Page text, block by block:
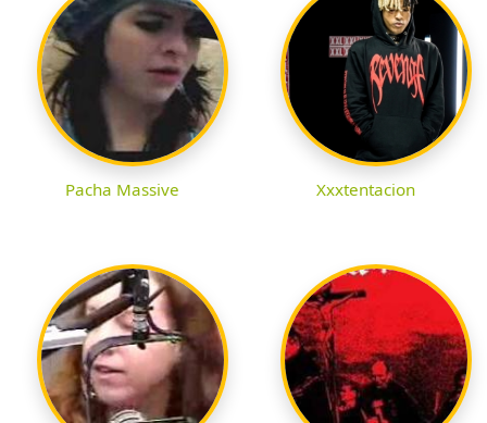
Pacha Massive Xxxtentacion